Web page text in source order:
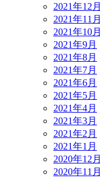
2021年12月
2021年11月
2021年10月
2021年9月
2021年8月
2021年7月
2021年6月
2021年5月
2021年4月
2021年3月
2021年2月
2021年1月
2020年12月
2020年11月